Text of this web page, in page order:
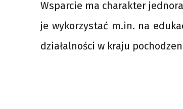
Wsparcie ma charakter
je wykorzystać m.in. na
działalności w kraju